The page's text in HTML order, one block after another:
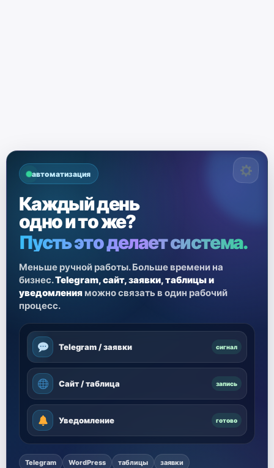
автоматизация
Каждый день
одно и то же?
Пусть это делает система.
Меньше ручной работы. Больше времени на
бизнес.Telegram, сайт, заявки, таблицы и
уведомления можно связать в один рабочий
процесс.
Telegram / заявки сигнал
Сайт / таблица запись
Уведомление готово
Telegram WordPress таблицы заявки